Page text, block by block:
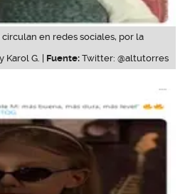
en redes sociales, por la
G. | Fuente: Twitter: @altutorres